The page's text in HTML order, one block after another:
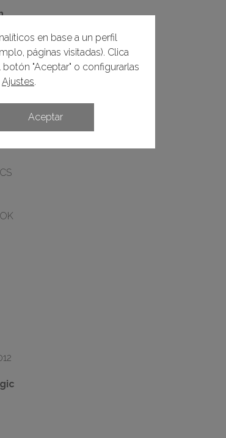
en base a un perfil
páginas visitadas). Clica
"Aceptar" o configurarlas
Ajustes.
Aceptar